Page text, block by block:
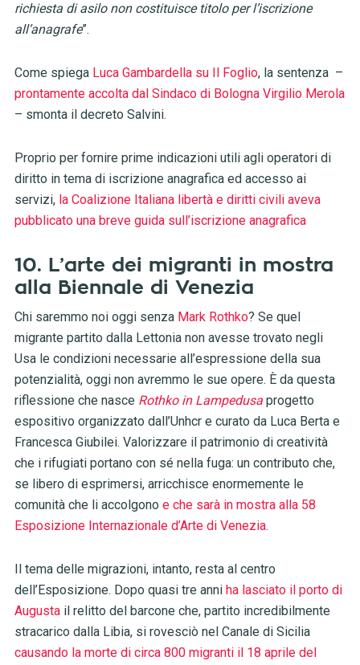
richiesta di asilo non costituisce titolo per l’iscrizione
all’anagrafe”.
Come spiega Luca Gambardella su Il Foglio, la sentenza –
prontamente accolta dal Sindaco di Bologna Virgilio Merola
– smonta il decreto Salvini.
Proprio per fornire prime indicazioni utili agli operatori di
diritto in tema di iscrizione anagrafica ed accesso ai
servizi, la Coalizione Italiana libertà e diritti civili aveva
pubblicato una breve guida sull’iscrizione anagrafica
10. L’arte dei migranti in mostra
alla Biennale di Venezia
Chi saremmo noi oggi senza Mark Rothko? Se quel
migrante partito dalla Lettonia non avesse trovato negli
Usa le condizioni necessarie all’espressione della sua
potenzialità, oggi non avremmo le sue opere. È da questa
riflessione che nasce Rothko in Lampedusaprogetto
espositivo organizzato dall’Unhcr e curato da Luca Berta e
Francesca Giubilei. Valorizzare il patrimonio di creatività
che i rifugiati portano con sé nella fuga: un contributo che,
se libero di esprimersi, arricchisce enormemente le
comunità che li accolgono e che sarà in mostra alla 58
Esposizione Internazionale d’Arte di Venezia.
Il tema delle migrazioni, intanto, resta al centro
dell’Esposizione. Dopo quasi tre anni ha lasciato il porto di
Augustail relitto del barcone che, partito incredibilmente
stracarico dalla Libia, si rovesciò nel Canale di Sicilia
causando la morte di circa 800 migranti il 18 aprile del